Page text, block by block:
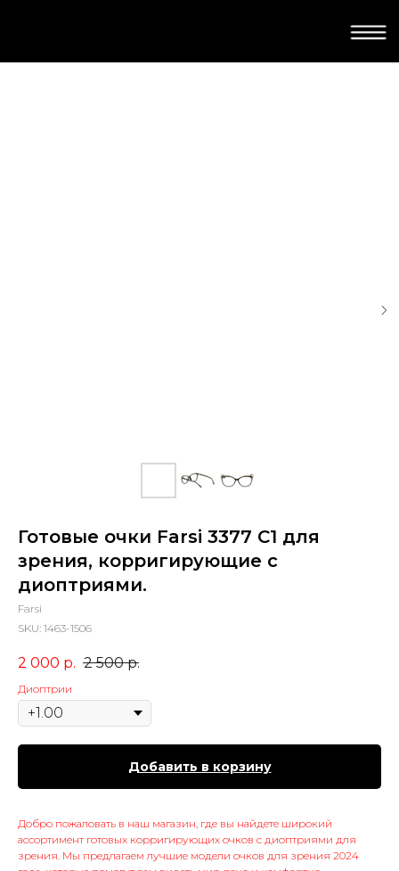
Готовые очки Farsi 3377 C1 для
зрения, корригирующие с
диоптриями.
Farsi
SKU: 1463-1506
2 000 р. 2 500 р.
Диоптрии
Добавить в корзину
Добро пожаловать в наш магазин, где вы найдете широкий
ассортимент готовых корригирующих очков с диоптриями для
зрения. Мы предлагаем лучшие модели очков для зрения 2024